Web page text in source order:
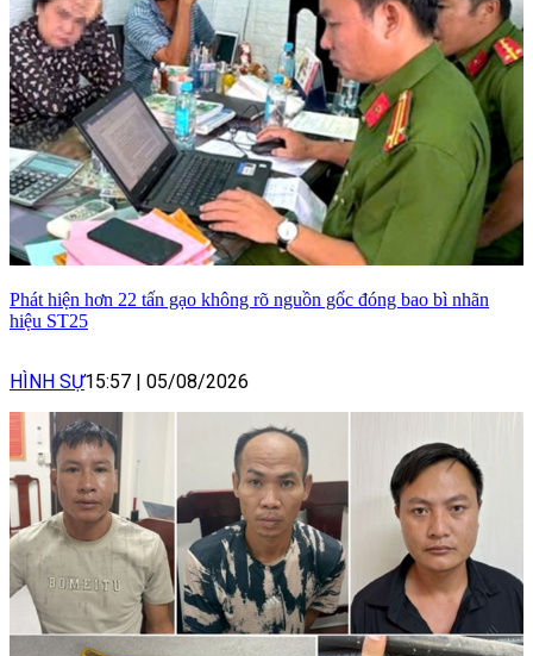
Phát hiện hơn 22 tấn gạo không rõ nguồn gốc đóng bao bì nhãn
hiệu ST25
HÌNH SỰ15:57 | 05/08/2026